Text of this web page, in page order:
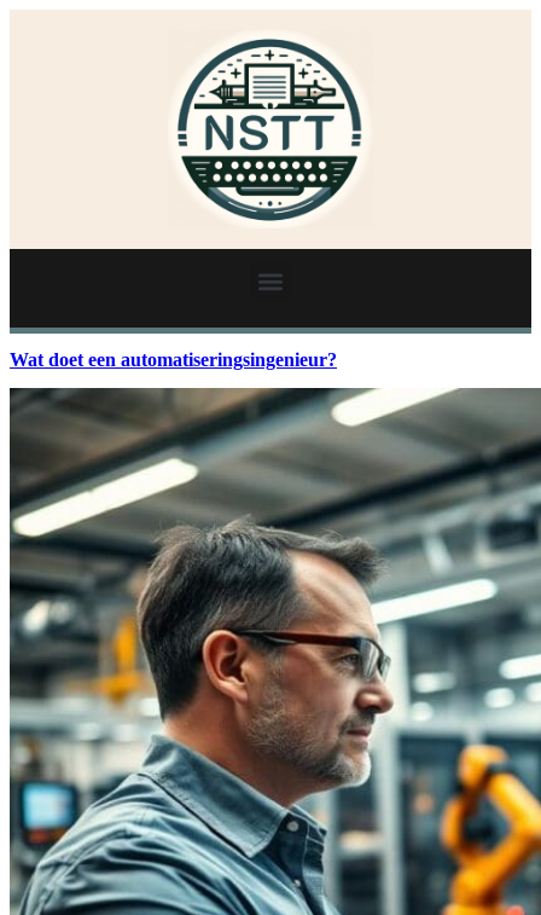
Wat doet een automatiseringsingenieur?